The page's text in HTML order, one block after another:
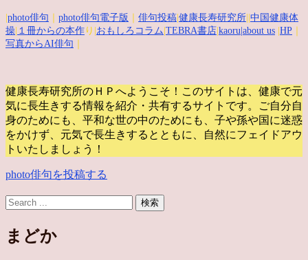
photo俳句 photo俳句電子版 俳句投稿 健康長寿研究所 中国健康体
操 １冊からの本作 り| おもしろコラム TEBRA書店 kaoru |about us HP
写真からAI俳句
健康長寿研究所のＨＰへようこそ！このサイトは、健康で元
気に長生きする情報を紹介・共有するサイトです。
ご自分自
身のためにも、平和な世の中のためにも、子や孫や国に迷惑
をかけず、元気で長生きするとともに、自然にフェイドアウ
トいたしましょう！
photo俳句を投稿する
まどか